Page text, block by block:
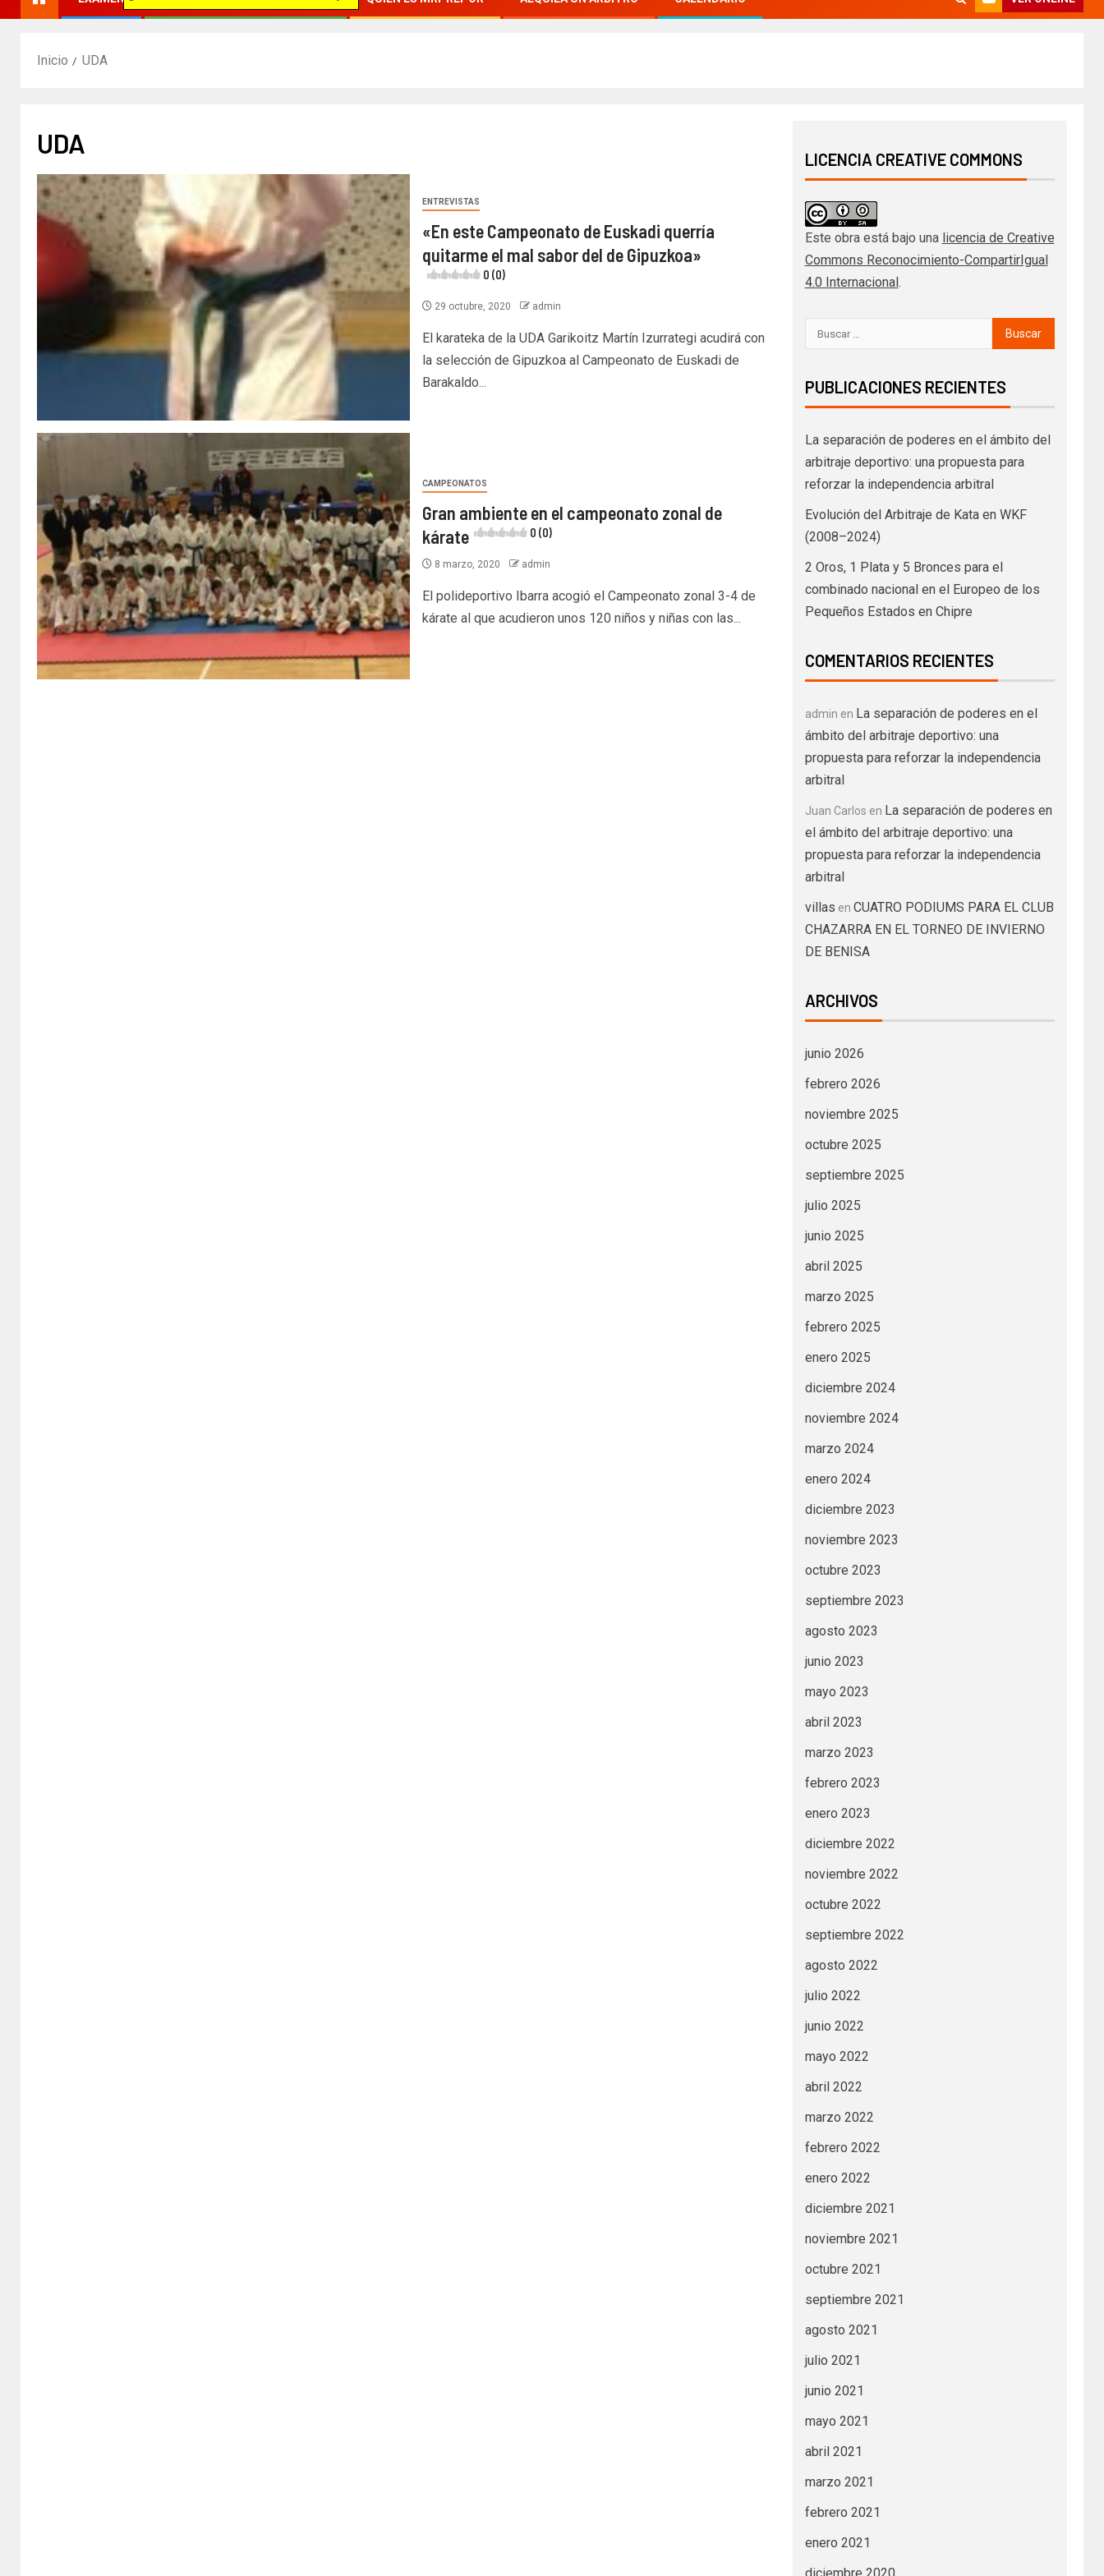
Inicio UDA
UDA
ENTREVISTAS
«En este Campeonato de Euskadi querría
quitarme el mal sabor del de Gipuzkoa»
0 (0)
29 octubre, 2020 admin
El karateka de la UDA Garikoitz Martín Izurrategi acudirá con
la selección de Gipuzkoa al Campeonato de Euskadi de
Barakaldo...
CAMPEONATOS
Gran ambiente en el campeonato zonal de
kárate
0 (0)
8 marzo, 2020 admin
El polideportivo Ibarra acogió el Campeonato zonal 3-4 de
kárate al que acudieron unos 120 niños y niñas con las...
LICENCIA CREATIVE COMMONS
Este obra está bajo una licencia de Creative
Commons Reconocimiento-CompartirIgual
4.0 Internacional.
PUBLICACIONES RECIENTES
La separación de poderes en el ámbito del
arbitraje deportivo: una propuesta para
reforzar la independencia arbitral
Evolución del Arbitraje de Kata en WKF
(2008–2024)
2 Oros, 1 Plata y 5 Bronces para el
combinado nacional en el Europeo de los
Pequeños Estados en Chipre
COMENTARIOS RECIENTES
admin en La separación de poderes en el
ámbito del arbitraje deportivo: una
propuesta para reforzar la independencia
arbitral
Juan Carlos en La separación de poderes en
el ámbito del arbitraje deportivo: una
propuesta para reforzar la independencia
arbitral
villas en CUATRO PODIUMS PARA EL CLUB
CHAZARRA EN EL TORNEO DE INVIERNO
DE BENISA
ARCHIVOS
junio 2026
febrero 2026
noviembre 2025
octubre 2025
septiembre 2025
julio 2025
junio 2025
abril 2025
marzo 2025
febrero 2025
enero 2025
diciembre 2024
noviembre 2024
marzo 2024
enero 2024
diciembre 2023
noviembre 2023
octubre 2023
septiembre 2023
agosto 2023
junio 2023
mayo 2023
abril 2023
marzo 2023
febrero 2023
enero 2023
diciembre 2022
noviembre 2022
octubre 2022
septiembre 2022
agosto 2022
julio 2022
junio 2022
mayo 2022
abril 2022
marzo 2022
febrero 2022
enero 2022
diciembre 2021
noviembre 2021
octubre 2021
septiembre 2021
agosto 2021
julio 2021
junio 2021
mayo 2021
abril 2021
marzo 2021
febrero 2021
enero 2021